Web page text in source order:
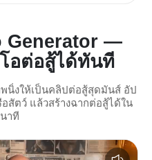
Generator —
อต่อสู้ได้ทันที
พนิ่งให้เป็นคลิปต่อสู้สุดมันส์ อัป
สัตว์ แล้วสร้างฉากต่อสู้ได้ใน
าที